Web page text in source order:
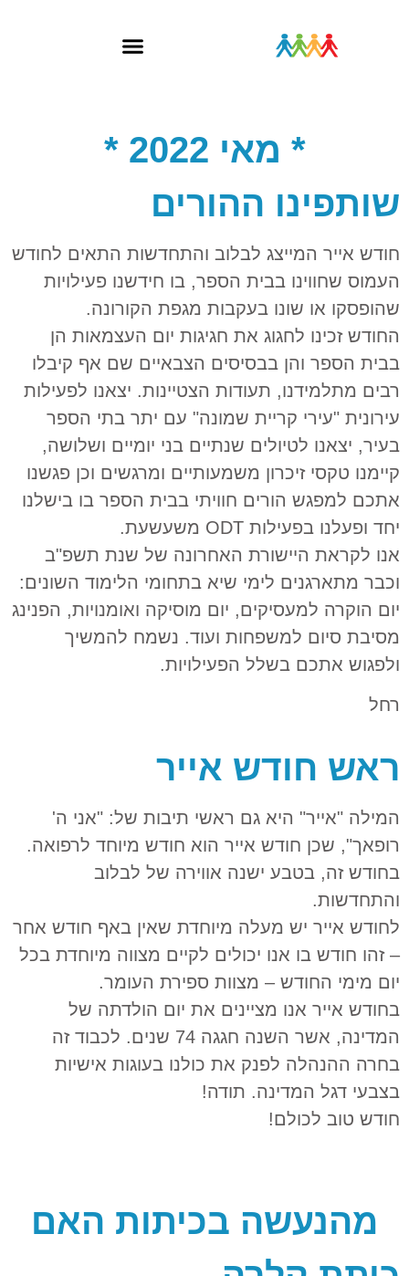
* מאי 2022 *
שותפינו ההורים
חודש אייר המייצג לבלוב והתחדשות התאים לחודש
העמוס שחווינו בבית הספר, בו חידשנו פעילויות
שהופסקו או שונו בעקבות מגפת הקורונה.
החודש זכינו לחגוג את חגיגות יום העצמאות הן
בבית הספר והן בבסיסים הצבאיים שם אף קיבלו
רבים מתלמידנו, תעודות הצטיינות. יצאנו לפעילות
עירונית "עירי קריית שמונה" עם יתר בתי הספר
בעיר, יצאנו לטיולים שנתיים בני יומיים ושלושה,
קיימנו טקסי זיכרון משמעותיים ומרגשים וכן פגשנו
אתכם למפגש הורים חוויתי בבית הספר בו בישלנו
יחד ופעלנו בפעילות ODT משעשעת.
אנו לקראת היישורת האחרונה של שנת תשפ"ב
וכבר מתארגנים לימי שיא בתחומי הלימוד השונים:
יום הוקרה למעסיקים, יום מוסיקה ואומנויות, הפנינג
מסיבת סיום למשפחות ועוד. נשמח להמשיך
ולפגוש אתכם בשלל הפעילויות.
רחל
ראש חודש אייר
המילה "אייר" היא גם ראשי תיבות של: "אני ה'
רופאך", שכן חודש אייר הוא חודש מיוחד לרפואה.
בחודש זה, בטבע ישנה אווירה של לבלוב
והתחדשות.
לחודש אייר יש מעלה מיוחדת שאין באף חודש אחר
– זהו חודש בו אנו יכולים לקיים מצווה מיוחדת בכל
יום מימי החודש – מצוות ספירת העומר.
בחודש אייר אנו מציינים את יום הולדתה של
המדינה, אשר השנה חגגה 74 שנים. לכבוד זה
בחרה ההנהלה לפנק את כולנו בעוגות אישיות
בצבעי דגל המדינה. תודה!
חודש טוב לכולם!
מהנעשה בכיתות האם